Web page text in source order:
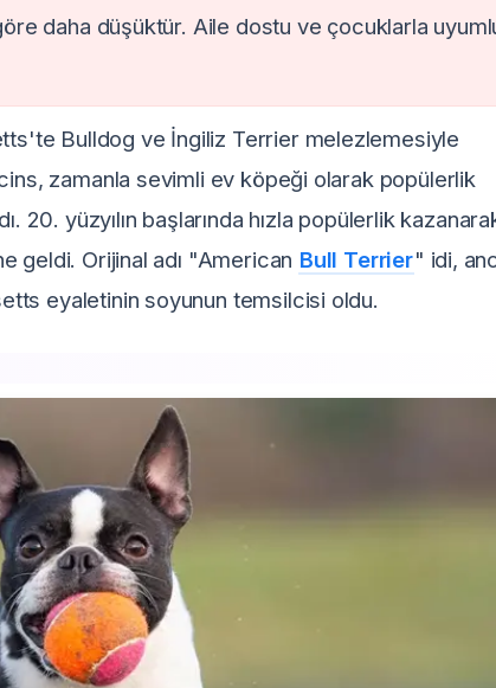
daha düşüktür. Aile dostu ve çocuklarla
Bulldog ve İngiliz Terrier melezlemesiyle
zamanla sevimli ev köpeği olarak popülerlik
20. yüzyılın başlarında hızla popülerlik
geldi. Orijinal adı "American Bull Terrier" idi,
eyaletinin soyunun temsilcisi oldu.